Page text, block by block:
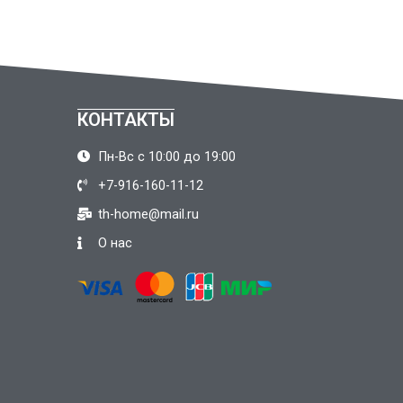
КОНТАКТЫ
Пн-Вс с 10:00 до 19:00
+7-916-160-11-12
th-home@mail.ru
О нас